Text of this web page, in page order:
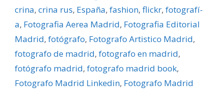
crina, crina rus, España, fashion, flickr, fotografí­
a, Fotografia Aerea Madrid, Fotografia Editorial
Madrid, fotógrafo, Fotografo Artistico Madrid,
fotografo de madrid, fotografo en madrid,
fotógrafo madrid, fotografo madrid book,
Fotografo Madrid Linkedin, Fotografo Madrid